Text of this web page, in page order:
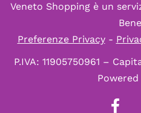
Veneto Shopping è un
Preferenze Privacy-
P.IVA: 11905750961 –
Powered